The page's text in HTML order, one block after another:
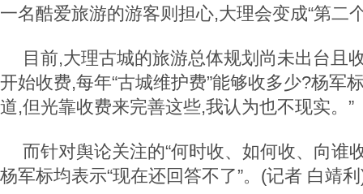
一名酷爱旅游的游客则担心,大理会变成“第二
目前,大理古城的旅游总体规划尚未出台且
开始收费,每年“古城维护费”能够收多少?杨军
道,但光靠收费来完善这些,我认为也不现实。”
而针对舆论关注的“何时收、如何收、向谁
杨军标均表示“现在还回答不了”。(记者 白靖